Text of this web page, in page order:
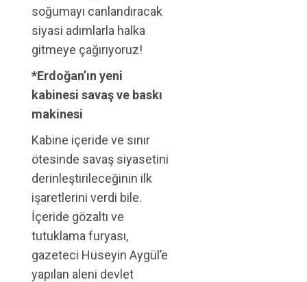
soğumayı canlandıracak
siyasi adımlarla halka
gitmeye çağırıyoruz!
*Erdoğan’ın yeni
kabinesi savaş ve baskı
makinesi
Kabine içeride ve sınır
ötesinde savaş siyasetini
derinleştirileceğinin ilk
işaretlerini verdi bile.
İçeride gözaltı ve
tutuklama furyası,
gazeteci Hüseyin Aygül’e
yapılan aleni devlet